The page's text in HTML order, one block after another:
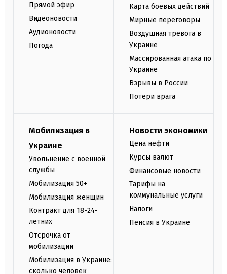
Прямой эфир
Видеоновости
Аудионовости
Погода
Карта боевых действий
Мирные переговоры
Воздушная тревога в
Украине
Массированная атака по
Украине
Взрывы в России
Потери врага
Мобилизация в
Украине
Увольнение с военной
службы
Мобилизация 50+
Мобилизация женщин
Контракт для 18-24-
летних
Отсрочка от
мобилизации
Мобилизация в Украине:
сколько человек
Новости экономики
Цена нефти
Курсы валют
Финансовые новости
Тарифы на
коммунальные услуги
Налоги
Пенсия в Украине